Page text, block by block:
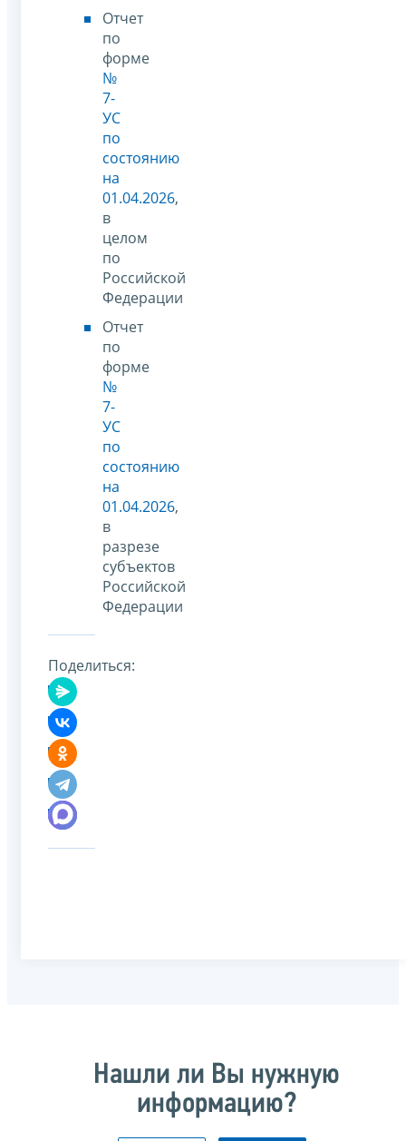
Отчет
по
форме
№
7-
УС
по
состоянию
на
01.04.2026,
в
целом
по
Российской
Федерации
Отчет
по
форме
№
7-
УС
по
состоянию
на
01.04.2026,
в
разрезе
субъектов
Российской
Федерации
Поделиться:
Нашли ли Вы нужную
информацию?